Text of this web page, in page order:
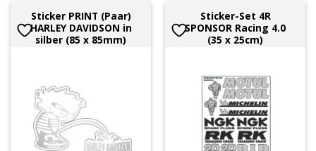
Sticker PRINT (Paar)
HARLEY DAVIDSON in
silber (85 x 85mm)
Sticker-Set 4R
SPONSOR Racing 4.0
(35 x 25cm)